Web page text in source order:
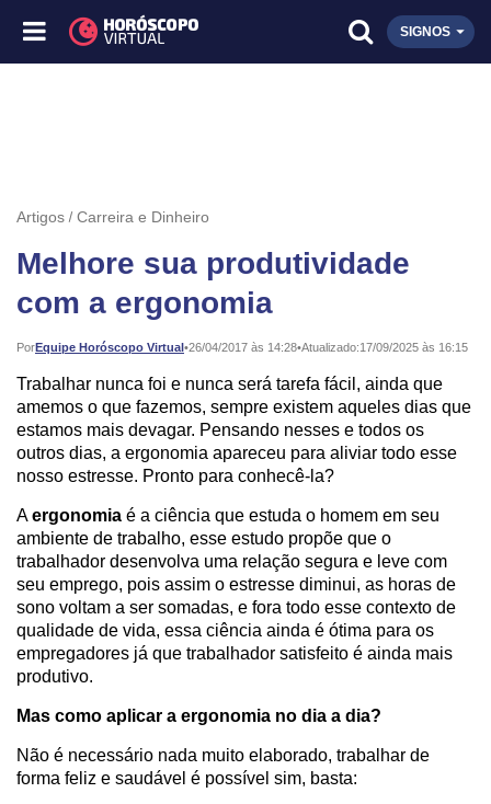
SIGNOS
Artigos Carreira e Dinheiro
Melhore sua produtividade
com a ergonomia
PorEquipe Horóscopo Virtual•
Publicado: 26/04/2017 às 14:28•Atualizado:17/09/2025 às 16:15
Trabalhar nunca foi e nunca será tarefa fácil, ainda que
amemos o que fazemos, sempre existem aqueles dias que
estamos mais devagar. Pensando nesses e todos os
outros dias, a ergonomia apareceu para aliviar todo esse
nosso estresse. Pronto para conhecê-la?
Aergonomia é a ciência que estuda o homem em seu
ambiente de trabalho, esse estudo propõe que o
trabalhador desenvolva uma relação segura e leve com
seu emprego, pois assim o estresse diminui, as horas de
sono voltam a ser somadas, e fora todo esse contexto de
qualidade de vida, essa ciência ainda é ótima para os
empregadores já que trabalhador satisfeito é ainda mais
produtivo.
Mas como aplicar a ergonomia no dia a dia?
Não é necessário nada muito elaborado, trabalhar de
forma feliz e saudável é possível sim, basta: